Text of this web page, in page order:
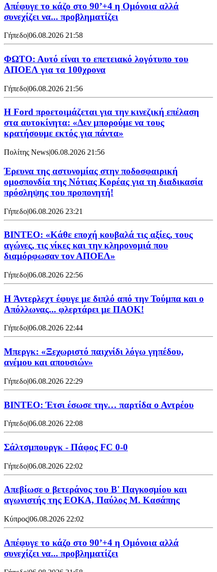
Απέφυγε το κάζο στο 90’+4 η Ομόνοια αλλά
συνεχίζει να... προβληματίζει
Γήπεδο|06.08.2026 21:58
ΦΩΤΟ: Αυτό είναι το επετειακό λογότυπο του
ΑΠΟΕΛ για τα 100χρονα
Γήπεδο|06.08.2026 21:56
Η Ford προετοιμάζεται για την κινεζική επέλαση
στα αυτοκίνητα: «Δεν μπορούμε να τους
κρατήσουμε εκτός για πάντα»
Πολίτης News|06.08.2026 21:56
Έρευνα της αστυνομίας στην ποδοσφαιρική
ομοσπονδία της Νότιας Κορέας για τη διαδικασία
πρόσληψης του προπονητή!
Γήπεδο|06.08.2026 23:21
ΒΙΝΤΕΟ: «Κάθε εποχή κουβαλά τις αξίες, τους
αγώνες, τις νίκες και την κληρονομιά που
διαμόρφωσαν τον ΑΠΟΕΛ»
Γήπεδο|06.08.2026 22:56
H Άντερλεχτ έφυγε με διπλό από την Τούμπα και ο
Απόλλωνας... φλερτάρει με ΠΑΟΚ!
Γήπεδο|06.08.2026 22:44
Μπεργκ: «Ξεχωριστό παιχνίδι λόγω γηπέδου,
ανέμου και απουσιών»
Γήπεδο|06.08.2026 22:29
ΒΙΝΤΕΟ: Έτσι έσωσε την… παρτίδα ο Αντρέου
Γήπεδο|06.08.2026 22:08
Σάλτσμπουργκ - Πάφος FC 0-0
Γήπεδο|06.08.2026 22:02
Απεβίωσε ο βετεράνος του Β' Παγκοσμίου και
αγωνιστής της ΕΟΚΑ, Παύλος Μ. Κασάπης
Κύπρος|06.08.2026 22:02
Απέφυγε το κάζο στο 90’+4 η Ομόνοια αλλά
συνεχίζει να... προβληματίζει